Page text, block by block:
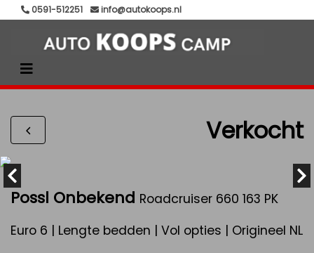
0591-512251 info@autokoops.nl
Verkocht
Possl Onbekend Roadcruiser 660 163 PK
Euro 6 | Lengte bedden | Vol opties | Origineel NL